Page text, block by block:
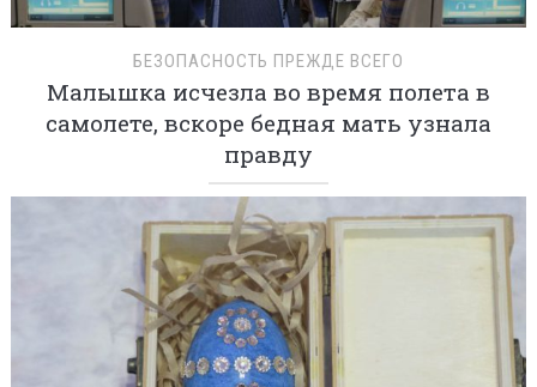
БЕЗОПАСНОСТЬ ПРЕЖДЕ ВСЕГО
Малышка исчезла во время полета в
самолете, вскоре бедная мать узнала
правду